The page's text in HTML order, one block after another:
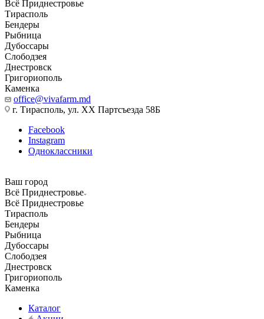
Всё Приднестровье
Тирасполь
Бендеры
Рыбница
Дубоссары
Слободзея
Днестровск
Григориополь
Каменка
office@vivafarm.md
г. Тирасполь, ул. ХХ Партсъезда 58Б
Facebook
Instagram
Одноклассники
Ваш город
Всё Приднестровье
Всё Приднестровье
Тирасполь
Бендеры
Рыбница
Дубоссары
Слободзея
Днестровск
Григориополь
Каменка
Каталог